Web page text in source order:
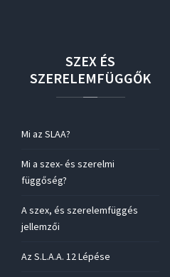
SZEX ÉS
SZERELEMFÜGGŐK
Mi az SLAA?
Mi a szex- és szerelmi
függőség?
A szex, és szerelemfüggés
jellemzői
Az S.L.A.A. 12 Lépése